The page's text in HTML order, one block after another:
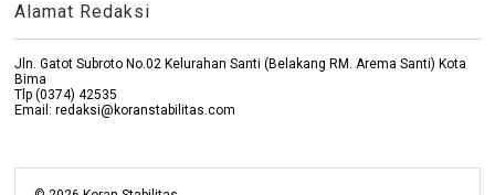
Alamat Redaksi
Jln. Gatot Subroto No.02 Kelurahan Santi (Belakang RM. Arema Santi) Kota
Bima
Tlp (0374) 42535
Email: redaksi@koranstabilitas.com